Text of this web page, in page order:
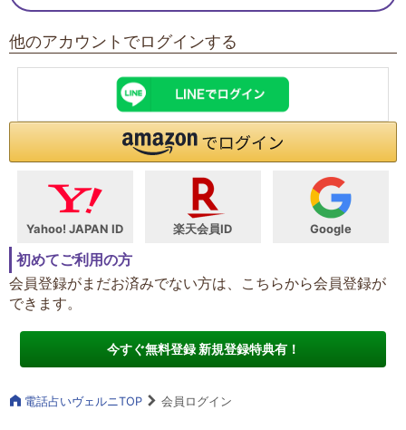
他のアカウントでログインする
Yahoo! JAPAN ID 楽天会員ID Google
初めてご利用の方
会員登録がまだお済みでない方は、こちらから会員登録が
できます。
今すぐ無料登録 新規登録特典有！
電話占いヴェルニTOP 会員ログイン